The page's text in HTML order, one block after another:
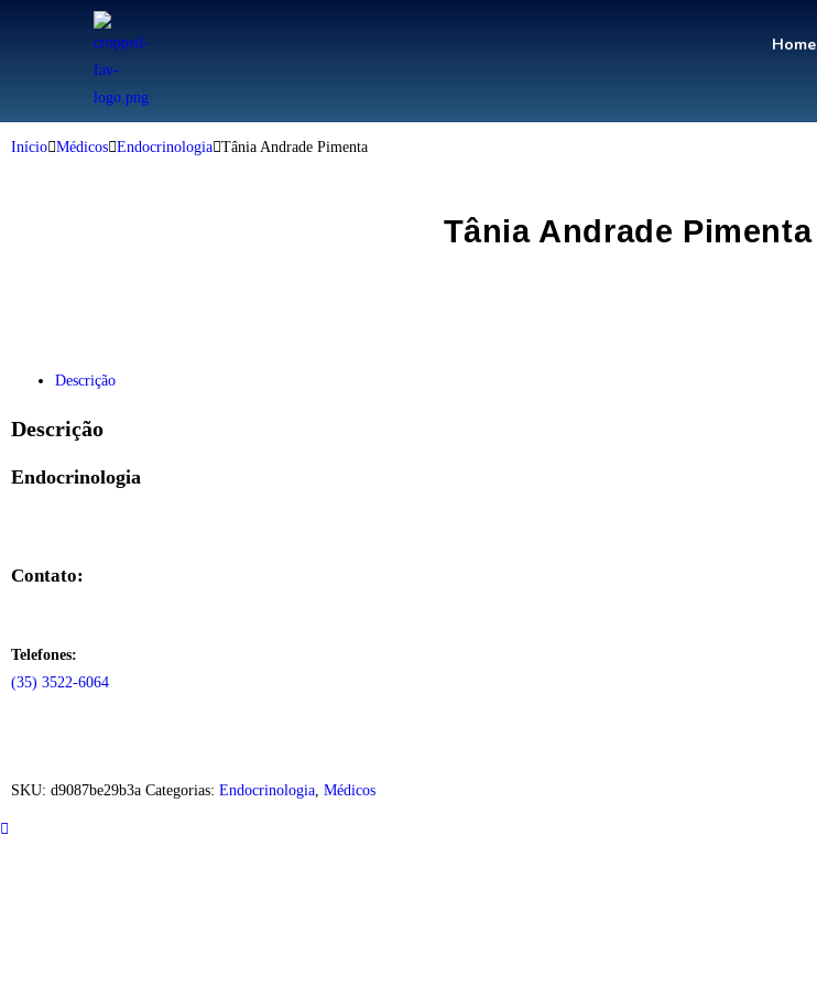
Home
Início Médicos Endocrinologia Tânia Andrade Pimenta
Tânia Andrade Pimenta
Descrição
Descrição
Endocrinologia
Contato:
Telefones:
(35) 3522-6064
SKU: d9087be29b3a Categorias: Endocrinologia Médicos